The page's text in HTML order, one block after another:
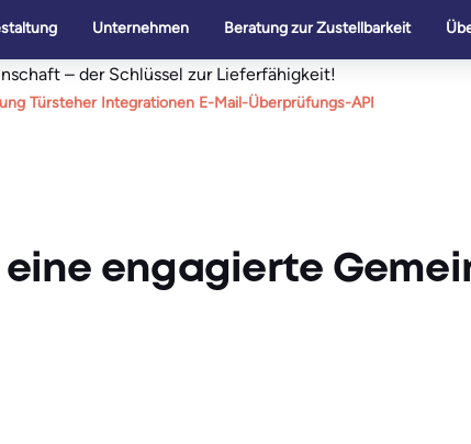
Unternehmen Beratung zur Zustellbarkeit
– der Schlüssel zur Lieferfähigkeit!
Türsteher Integrationen E-Mail-Überprüfungs-API
engagierte